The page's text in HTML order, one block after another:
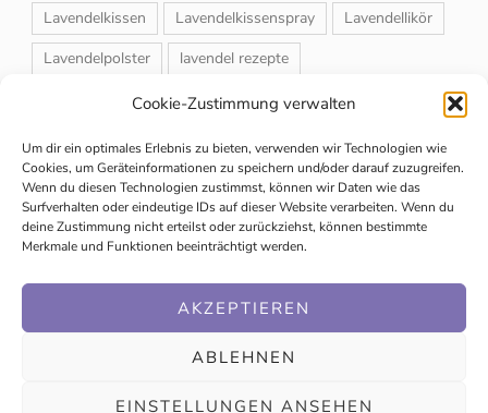
Cookie-Zustimmung verwalten
Um dir ein optimales Erlebnis zu bieten, verwenden wir Technologien wie
Cookies, um Geräteinformationen zu speichern und/oder darauf zuzugreifen.
Wenn du diesen Technologien zustimmst, können wir Daten wie das
Surfverhalten oder eindeutige IDs auf dieser Website verarbeiten. Wenn du
deine Zustimmung nicht erteilst oder zurückziehst, können bestimmte
Merkmale und Funktionen beeinträchtigt werden.
AKZEPTIEREN
ABLEHNEN
EINSTELLUNGEN ANSEHEN
Lavendelkissen
Lavendelkissenspray
Lavendellikör
Lavendelpolster
lavendel rezepte
Lavendelrosmarin Creme
Lavendelsackerl
Lavendelsirup
Lavendelstrauß
Lavendeltee
Lavendeltiere
lavendel und rosen
Magnet-Duftsackerl
Naturheilmittel
Naturkosmetik
Speiselavendel